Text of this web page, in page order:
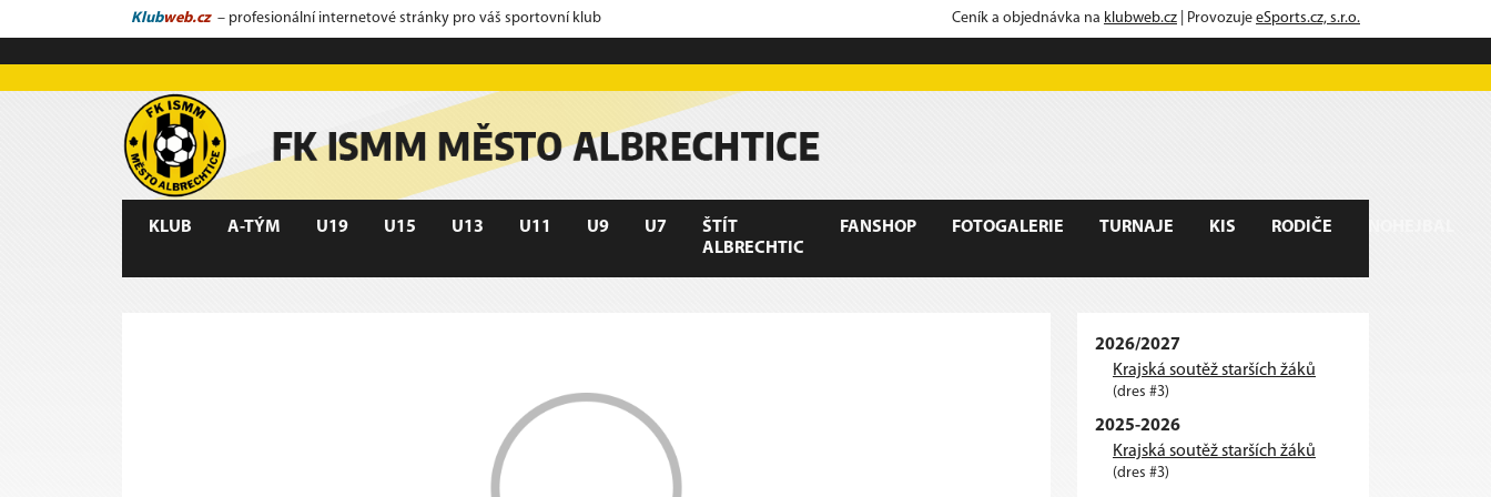
Klubweb.cz – profesionální internetové stránky pro váš sportovní klub Ceník a objednávka na klubweb.cz | Provozuje eSports.cz, s.r.o.
KLUB A-TÝM U19 U15 U13 U11 U9 U7
ŠTÍT
ALBRECHTIC
FANSHOP FOTOGALERIE TURNAJE KIS RODIČE
2026/2027
Krajská soutěž starších žáků
(dres #3)
2025-2026
Krajská soutěž starších žáků
(dres #3)